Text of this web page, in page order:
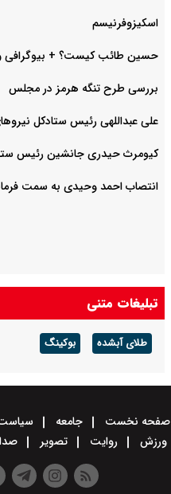
اسکیزوفرنیسم
حسین طائب کیست؟ + بیوگرافی
بررسی طرح تنگه هرمز در مجلس
علی عبداللهی رئیس ستادکل
کیومرث حیدری جانشین رئیس
انتصاب احمد وحیدی به سمت
تبلیغات متنی
طلای آبشده بوکینگ
صفحه نخست جامعه
ورزش
روایت تصویر